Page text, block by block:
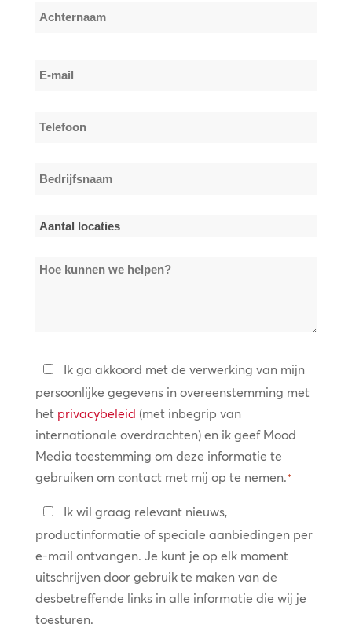
Voornaam
E-
Telefoon
Bedrijfsnaam
Aantal
*Hoe
Privacybeleid
*
Ik ga akkoord met de verwerking van mijn
persoonlijke gegevens in overeenstemming met
het privacybeleid (met inbegrip van
internationale overdrachten) en ik geef Mood
Media toestemming om deze informatie te
gebruiken om contact met mij op te nemen.*
Blijf
in
contact
Ik wil graag relevant nieuws,
productinformatie of speciale aanbiedingen per
e-mail ontvangen. Je kunt je op elk moment
uitschrijven door gebruik te maken van de
desbetreffende links in alle informatie die wij je
toesturen.